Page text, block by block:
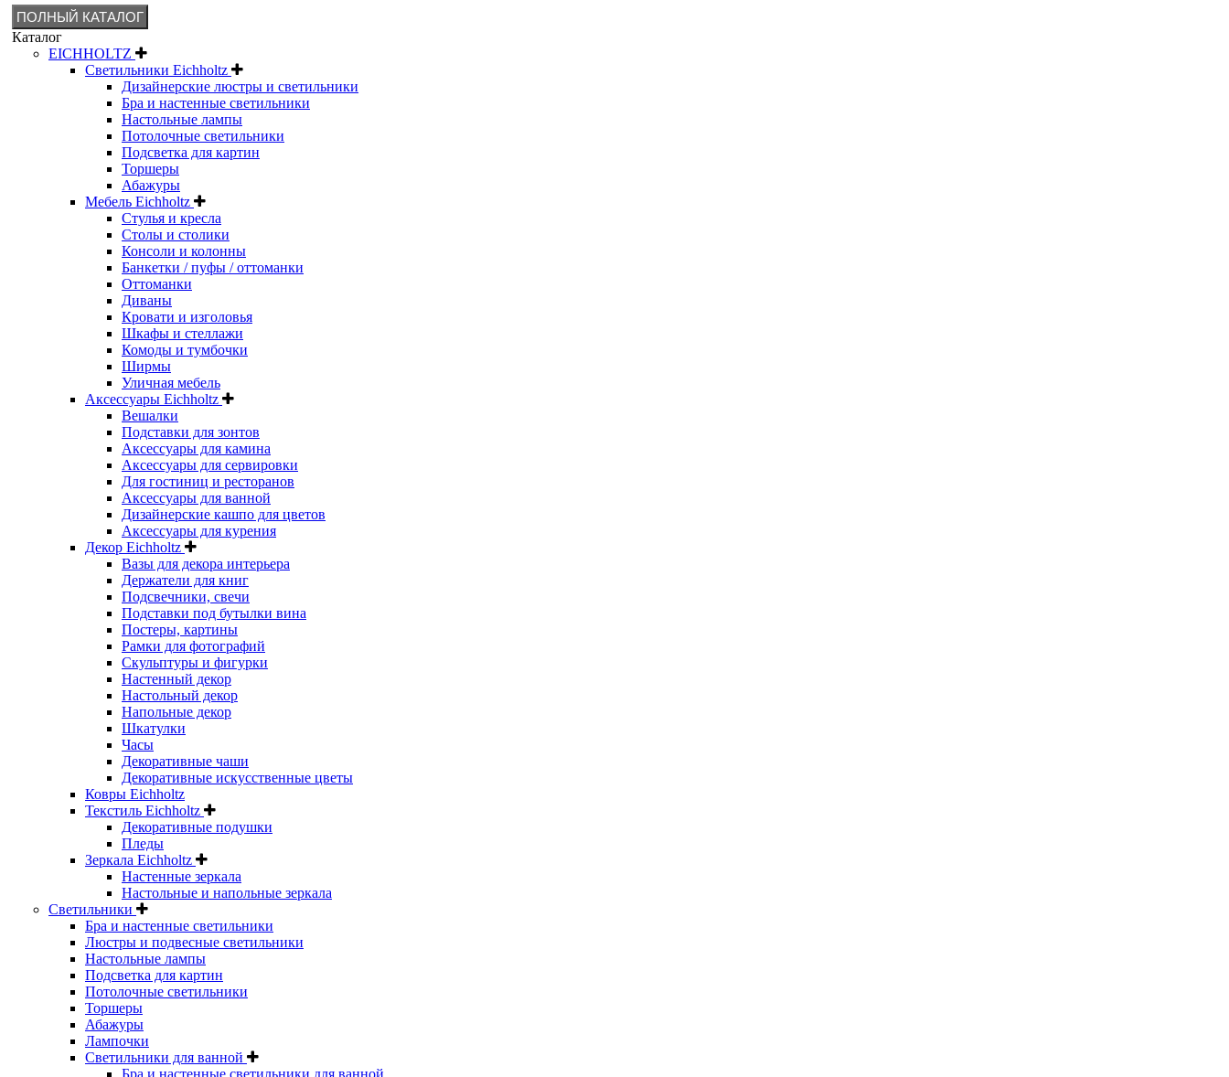
ПОЛНЫЙ КАТАЛОГ
Каталог
EICHHOLTZ
Светильники Eichholtz
Дизайнерские люстры и светильники
Бра и настенные светильники
Настольные лампы
Потолочные светильники
Подсветка для картин
Торшеры
Абажуры
Мебель Eichholtz
Стулья и кресла
Столы и столики
Консоли и колонны
Банкетки / пуфы / оттоманки
Оттоманки
Диваны
Кровати и изголовья
Шкафы и стеллажи
Комоды и тумбочки
Ширмы
Уличная мебель
Аксессуары Eichholtz
Вешалки
Подставки для зонтов
Аксессуары для камина
Аксессуары для сервировки
Для гостиниц и ресторанов
Аксессуары для ванной
Дизайнерские кашпо для цветов
Аксессуары для курения
Декор Eichholtz
Вазы для декора интерьера
Держатели для книг
Подсвечники, свечи
Подставки под бутылки вина
Постеры, картины
Рамки для фотографий
Скульптуры и фигурки
Настенный декор
Настольный декор
Напольные декор
Шкатулки
Часы
Декоративные чаши
Декоративные искусственные цветы
Ковры Eichholtz
Текстиль Eichholtz
Декоративные подушки
Пледы
Зеркала Eichholtz
Настенные зеркала
Настольные и напольные зеркала
Светильники
Бра и настенные светильники
Люстры и подвесные светильники
Настольные лампы
Подсветка для картин
Потолочные светильники
Торшеры
Абажуры
Лампочки
Светильники для ванной
Бра и настенные светильники для ванной